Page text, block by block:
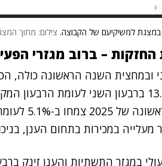
במצגת למשיקיעם של הקבוצה. צילום: מתוך
– ברוב מגזרי
ובמחצית השנה הראשונה כולה,
מעלייה במכירות בתחום הענן,